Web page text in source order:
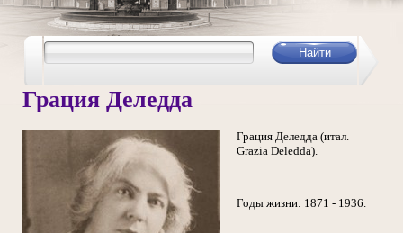
Грация Деледда
Грация Деледда (итал.
Grazia Deledda).
Годы жизни: 1871 - 1936.